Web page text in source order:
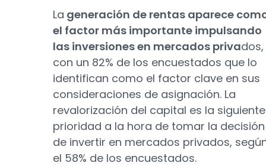
La generación de rentas aparece
el factor más importante impulsando
las inversiones en mercados privados,
con un 82% de los encuestados que lo
identifican como el factor clave en sus
consideraciones de asignación. La
revalorización del capital es la siguiente
prioridad a la hora de tomar la decisión
de invertir en mercados privados,
el 58% de los encuestados.